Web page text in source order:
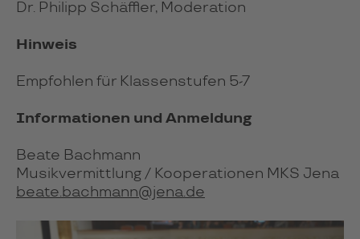
Dr. Philipp Schäffler, Moderation
Hinweis
Empfohlen für Klassenstufen 5-7
Informationen und Anmeldung
Beate Bachmann
Musikvermittlung / Kooperationen MKS Jena
beate.bachmann@jena.de